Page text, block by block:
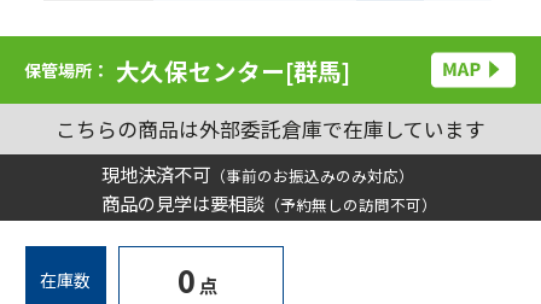
保管場所： 大久保センター[群馬]
こちらの商品は外部委託倉庫で在庫しています
現地決済不可 （事前のお振込みのみ対応）
商品の見学は要相談 （予約無しの訪問不可）
在庫数 0 点